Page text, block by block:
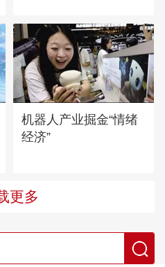
机器人产业掘金“情绪
经济”
更多